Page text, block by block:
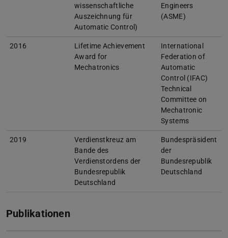
wissenschaftliche
Auszeichnung für
Automatic Control)
Engineers
(ASME)
2016
Lifetime Achievement
Award for
Mechatronics
International
Federation of
Automatic
Control (IFAC)
Technical
Committee on
Mechatronic
Systems
2019
Verdienstkreuz am
Bande des
Verdienstordens der
Bundesrepublik
Deutschland
Bundespräsident
der
Bundesrepublik
Deutschland
Publikationen